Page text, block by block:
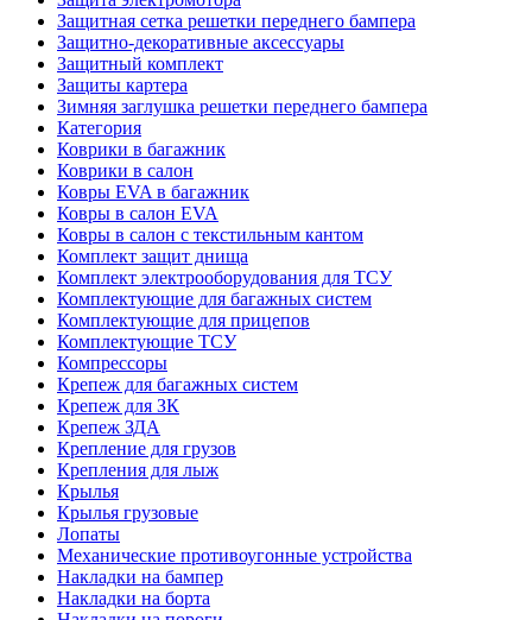
Защитная сетка решетки переднего бампера
Защитно-декоративные аксессуары
Защитный комплект
Защиты картера
Зимняя заглушка решетки переднего бампера
Категория
Коврики в багажник
Коврики в салон
Ковры EVA в багажник
Ковры в салон EVA
Ковры в салон с текстильным кантом
Комплект защит днища
Комплект электрооборудования для ТСУ
Комплектующие для багажных систем
Комплектующие для прицепов
Комплектующие ТСУ
Компрессоры
Крепеж для багажных систем
Крепеж для ЗК
Крепеж ЗДА
Крепление для грузов
Крепления для лыж
Крылья
Крылья грузовые
Лопаты
Механические противоугонные устройства
Накладки на бампер
Накладки на борта